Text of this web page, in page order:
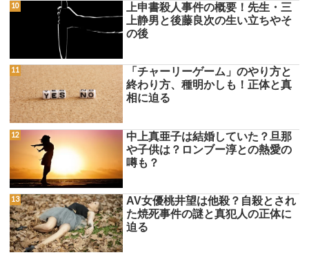
上申書殺人事件の概要！先生・三
上静男と後藤良次の生い立ちやそ
の後
「チャーリーゲーム」のやり方と
終わり方、種明かしも！正体と真
相に迫る
中上真亜子は結婚していた？旦那
や子供は？ロンブー淳との熱愛の
噂も？
AV女優桃井望は他殺？自殺とされ
た焼死事件の謎と真犯人の正体に
迫る